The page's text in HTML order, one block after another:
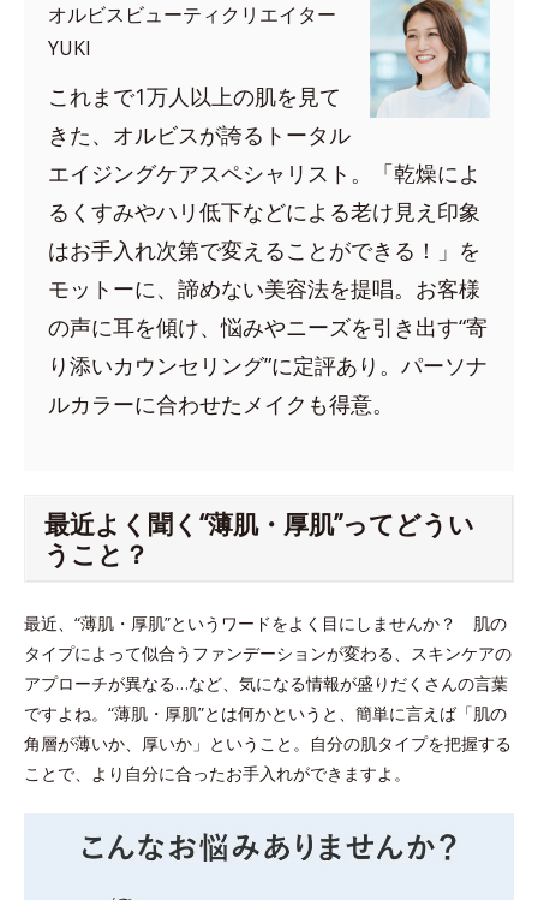
オルビスビューティクリエイター
YUKI
これまで1万人以上の肌を見て
きた、オルビスが誇るトータル
エイジングケアスペシャリスト。「乾燥によ
るくすみやハリ低下などによる老け見え印象
はお手入れ次第で変えることができる！」を
モットーに、諦めない美容法を提唱。お客様
の声に耳を傾け、悩みやニーズを引き出す“寄
り添いカウンセリング”に定評あり。パーソナ
ルカラーに合わせたメイクも得意。
最近よく聞く“薄肌・厚肌”ってどうい
うこと？
最近、“薄肌・厚肌”というワードをよく目にしませんか？ 肌の
タイプによって似合うファンデーションが変わる、スキンケアの
アプローチが異なる…など、気になる情報が盛りだくさんの言葉
ですよね。“薄肌・厚肌”とは何かというと、簡単に言えば「肌の
角層が薄いか、厚いか」ということ。自分の肌タイプを把握する
ことで、より自分に合ったお手入れができますよ。